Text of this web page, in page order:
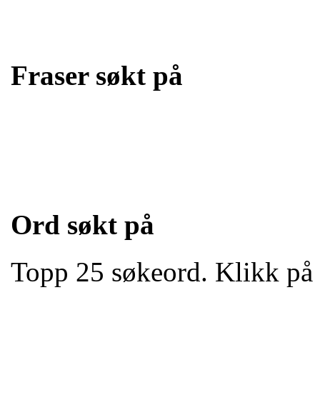
Fraser søkt på
Ord søkt på
Topp 25 søkeord. Klikk